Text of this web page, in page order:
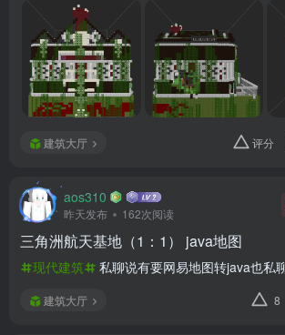
建筑大厅 评分
aos310
昨天发布 162次阅读
三角洲航天基地（1：1） java地图
现代建筑 私聊说有要网易地图转java也私
建筑大厅 8